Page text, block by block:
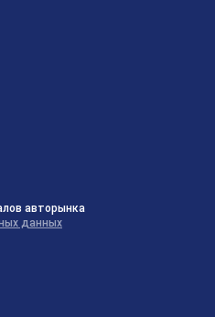
авторынка
данных